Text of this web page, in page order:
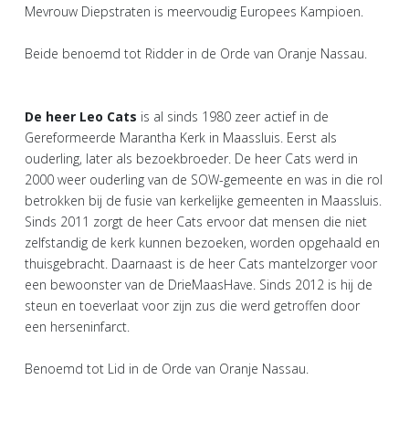
Mevrouw Diepstraten is meervoudig Europees Kampioen.
Beide benoemd tot Ridder in de Orde van Oranje Nassau.
De heer Leo Cats is al sinds 1980 zeer actief in de
Gereformeerde Marantha Kerk in Maassluis. Eerst als
ouderling, later als bezoekbroeder. De heer Cats werd in
2000 weer ouderling van de SOW-gemeente en was in die rol
betrokken bij de fusie van kerkelijke gemeenten in Maassluis.
Sinds 2011 zorgt de heer Cats ervoor dat mensen die niet
zelfstandig de kerk kunnen bezoeken, worden opgehaald en
thuisgebracht. Daarnaast is de heer Cats mantelzorger voor
een bewoonster van de DrieMaasHave. Sinds 2012 is hij de
steun en toeverlaat voor zijn zus die werd getroffen door
een herseninfarct.
Benoemd tot Lid in de Orde van Oranje Nassau.